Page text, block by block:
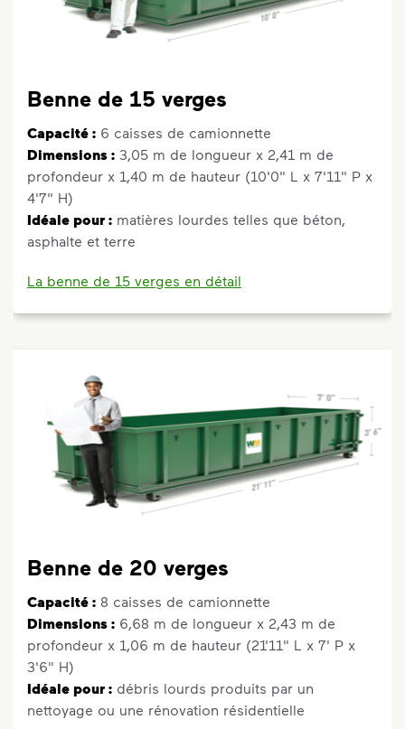
Benne de 15 verges
Capacité : 6 caisses de camionnette
Dimensions : 3,05 m de longueur x 2,41 m de
profondeur x 1,40 m de hauteur (10'0" L x 7'11" P x
4'7" H)
Idéale pour : matières lourdes telles que béton,
asphalte et terre
La benne de 15 verges en détail
Benne de 20 verges
Capacité : 8 caisses de camionnette
Dimensions : 6,68 m de longueur x 2,43 m de
profondeur x 1,06 m de hauteur (21'11" L x 7' P x
3'6" H)
Idéale pour : débris lourds produits par un
nettoyage ou une rénovation résidentielle